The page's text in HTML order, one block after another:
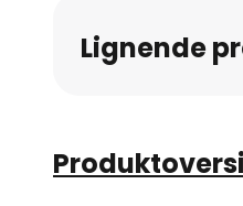
bildegalleri
Lignende